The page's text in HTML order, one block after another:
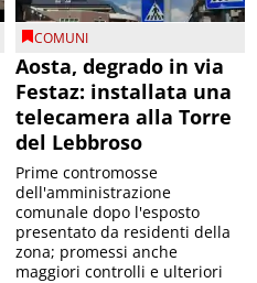
COMUNI
Aosta, degrado in via
Festaz: installata una
telecamera alla Torre
del Lebbroso
Prime contromosse
dell'amministrazione
comunale dopo l'esposto
presentato da residenti della
zona; promessi anche
maggiori controlli e ulteriori